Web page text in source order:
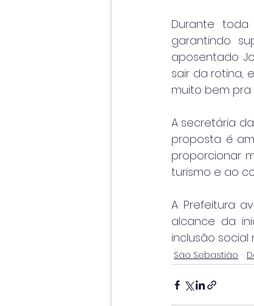
Durante
garantindo
aposentado
sair da rotina,
muito bem pra
A secretária
proposta é
proporcionar
turismo e ao
A Prefeitura
alcance da
inclusão social
São Sebastião